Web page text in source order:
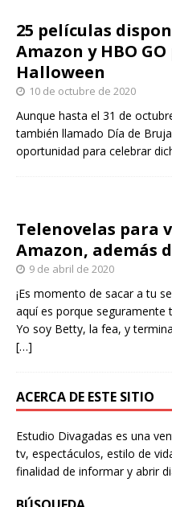
25 películas
Amazon y HBO
Halloween
10 de octubre de 2020
Aunque hasta el 31 de
también llamado Día de
oportunidad para celebrar
Telenovelas para
Amazon, además
9 de abril de 2020
¡Es momento de sacar a tu
aquí es porque seguramente
Yo soy Betty, la fea, y
[…]
ACERCA DE ESTE SITIO
Estudio Divagadas es una
tv, espectáculos, estilo de
finalidad de informar y abrir